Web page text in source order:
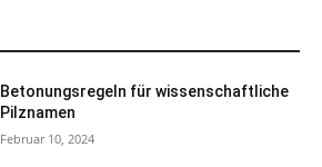
Betonungsregeln für wissenschaftliche
Pilznamen
Februar 10, 2024